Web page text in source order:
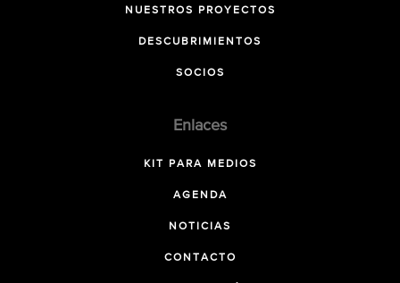
NUESTROS PROYECTOS
DESCUBRIMIENTOS
SOCIOS
Enlaces
KIT PARA MEDIOS
AGENDA
NOTICIAS
CONTACTO